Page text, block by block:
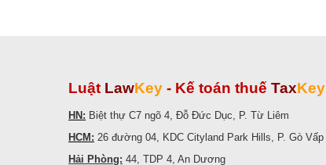
Luật LawKey - Kế toán thuế TaxKey
HN: Biệt thự C7 ngõ 4, Đỗ Đức Dục, P. Từ Liêm
HCM: 26 đường 04, KDC Cityland Park Hills, P. Gò Vấp
Hải Phòng: 44, TDP 4, An Dương